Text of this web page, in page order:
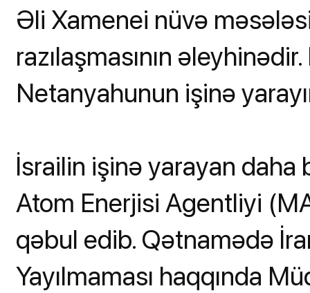
Əli Xamenei nüvə
razılaşmasının
Netanyahunun işinə
İsrailin işinə yarayan daha
Atom Enerjisi Agentliyi
qəbul edib. Qətnamədə
Yayılmaması haqqında